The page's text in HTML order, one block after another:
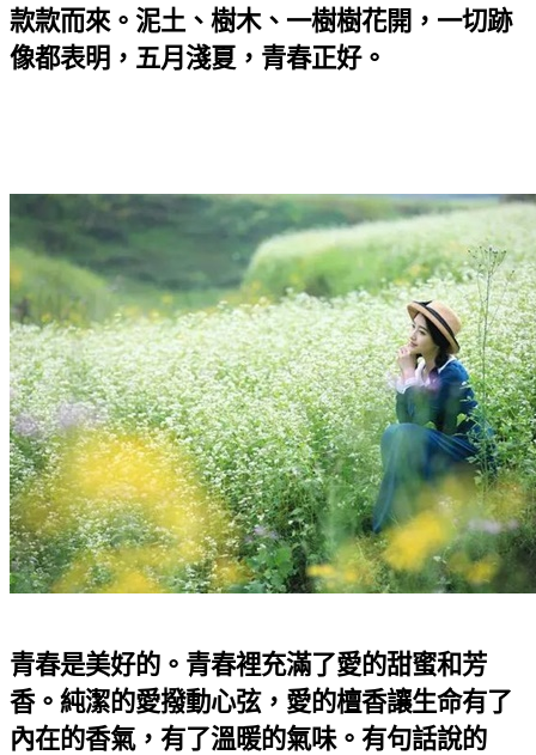
款款而來。泥土、樹木、一樹樹花開，一切跡
像都表明，五月淺夏，青春正好。
青春是美好的。青春裡充滿了愛的甜蜜和芳
香。純潔的愛撥動心弦，愛的檀香讓生命有了
內在的香氣，有了溫暖的氣味。有句話說的